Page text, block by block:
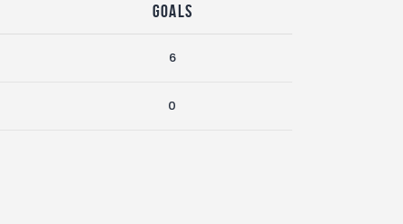
Goals
6
0